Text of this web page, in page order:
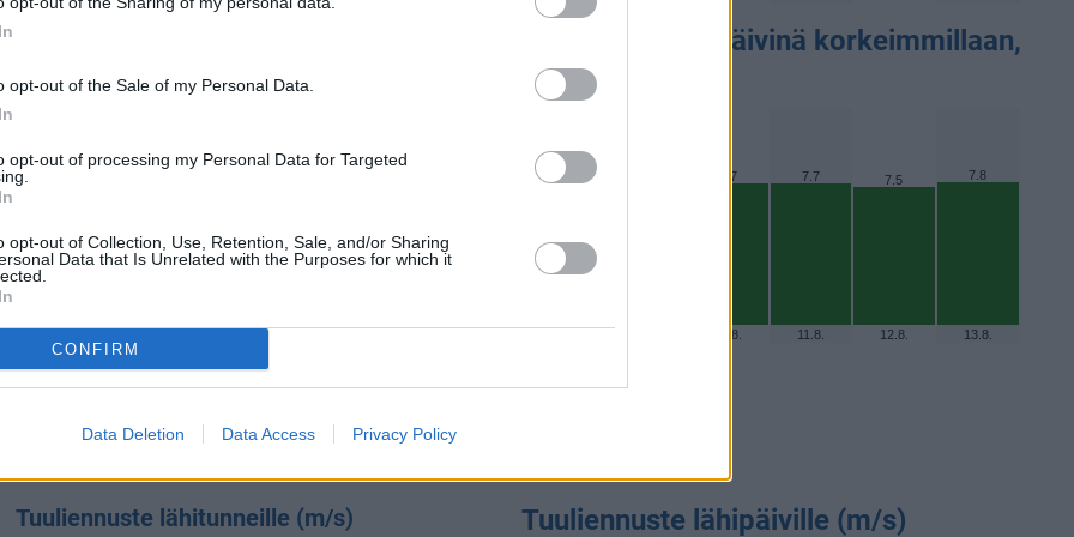
opt-out of the Sale of my Personal Data.
opt-out of processing my Personal Data for Targeted
opt-out of Collection, Use, Retention, Sale, and/or Sharing
Data that Is Unrelated with the Purposes for which it
CONFIRM
Data Deletion Data Access Privacy Policy
UV-indeksi: 4
ultraviolettisäteilyltä. Mitä suurempi UV-indeksi on, sitä
paksuus ja yläilmakehän otsonin määrä vaikuttavat UV-
indeksin arvoon.
Tällä hetkellä auringon ultraviolettisäteily Torremolinosissa
. Varsinkin herkkäihoisten kannattaa alkaa
suojata ihoa vaatteilla ja pysytellä keskipäivän ajan poissa
paikoista, joihin aurinko paistaa eniten.
UV-Indeksi lähipäivinä korkeimmillaan,
ennuste
7.8 7.7 7.7 7.5 7.8
10.8. 11.8. 12.8. 13.8.
Tuuliennuste lähitunneille (m/s) Tuuliennuste lähipäiville (m/s)